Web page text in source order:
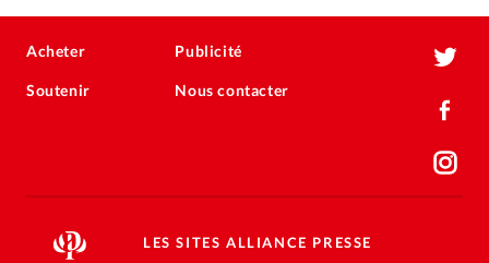
Acheter
Soutenir
Publicité
Nous contacter
LES SITES ALLIANCE PRESSE